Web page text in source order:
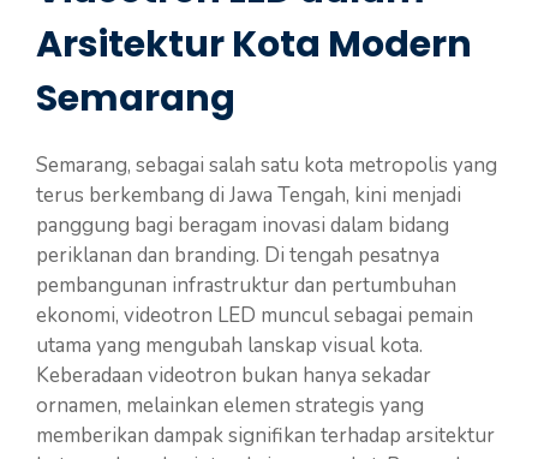
Arsitektur Kota Modern
Semarang
Semarang, sebagai salah satu kota metropolis yang
terus berkembang di Jawa Tengah, kini menjadi
panggung bagi beragam inovasi dalam bidang
periklanan dan branding. Di tengah pesatnya
pembangunan infrastruktur dan pertumbuhan
ekonomi, videotron LED muncul sebagai pemain
utama yang mengubah lanskap visual kota.
Keberadaan videotron bukan hanya sekadar
ornamen, melainkan elemen strategis yang
memberikan dampak signifikan terhadap arsitektur